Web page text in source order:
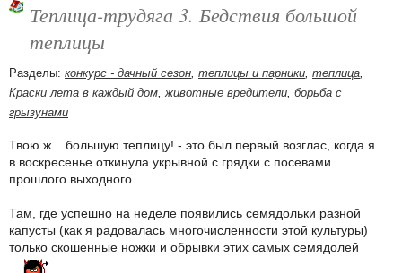
Теплица-трудяга 3. Бедствия большой
теплицы
Разделы: конкурс - дачный сезон, теплицы и парники, теплица,
Краски лета в каждый дом,животные вредители, борьба с
грызунами
Твою ж... большую теплицу! - это был первый возглас, когда я
в воскресенье откинула укрывной с грядки с посевами
прошлого выходного.
Там, где успешно на неделе появились семядольки разной
капусты (как я радовалась многочисленности этой культуры)
только скошенные ножки и обрывки этих самых семядолей